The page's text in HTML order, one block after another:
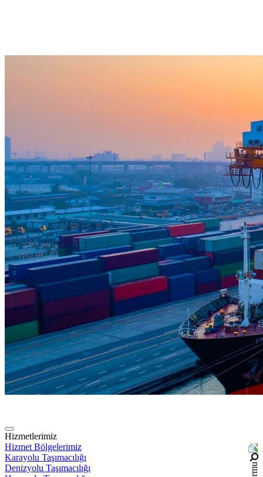
Hizmetlerimiz
Hizmet Bölgelerimiz
Karayolu Taşımacılığı
Denizyolu Taşımacılığı